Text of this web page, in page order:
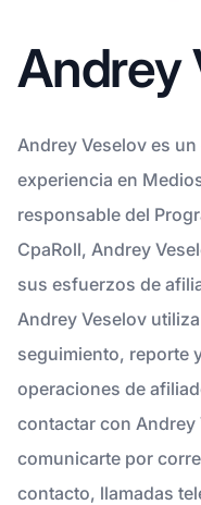
Andrey
Andrey Veselov es
experiencia en
responsable del
CpaRoll, Andrey
sus esfuerzos de
Andrey Veselov
seguimiento, reporte
operaciones de
contactar con Andrey
comunicarte por
contacto, llamadas